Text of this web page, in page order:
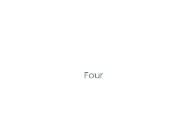
Four